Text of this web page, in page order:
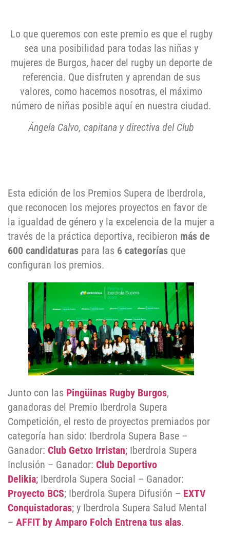
Lo que queremos con este premio es que el rugby
sea una posibilidad para todas las niñas y
mujeres de Burgos, hacer del rugby un deporte de
referencia. Que disfruten y aprendan de sus
valores, como hacemos nosotras, el máximo
número de niñas posible aquí en nuestra ciudad.
Ángela Calvo, capitana y directiva del Club
Esta edición de los Premios Supera de Iberdrola,
que reconocen los mejores proyectos en favor de
la igualdad de género y la excelencia de la mujer a
través de la práctica deportiva, recibieron más de
600 candidaturas para las 6 categorías que
configuran los premios.
Junto con las Pingüinas Rugby Burgos,
ganadoras del Premio Iberdrola Supera
Competición, el resto de proyectos premiados por
categoría han sido: Iberdrola Supera Base –
Ganador: Club Getxo Irristan; Iberdrola Supera
Inclusión – Ganador: Club Deportivo
Delikia; Iberdrola Supera Social – Ganador:
Proyecto BCS; Iberdrola Supera Difusión – EXTV
Conquistadoras; y Iberdrola Supera Salud Mental
– AFFIT by Amparo Folch Entrena tus alas.